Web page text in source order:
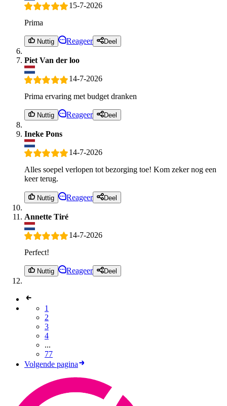
15-7-2026
Prima
Nuttig Reageer Deel
Piet Van der loo
14-7-2026
Prima ervaring met budget dranken
Nuttig Reageer Deel
Ineke Pons
14-7-2026
Alles soepel verlopen tot bezorging toe! Kom zeker nog een
keer terug.
Nuttig Reageer Deel
Annette Tiré
14-7-2026
Perfect!
Nuttig Reageer Deel
1
2
3
4
...
77
Volgende pagina